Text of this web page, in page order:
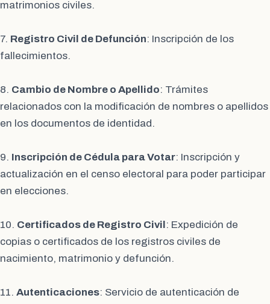
matrimonios civiles.
7. Registro Civil de Defunción: Inscripción de los
fallecimientos.
8. Cambio de Nombre o Apellido: Trámites
relacionados con la modificación de nombres o apellidos
en los documentos de identidad.
9. Inscripción de Cédula para Votar: Inscripción y
actualización en el censo electoral para poder participar
en elecciones.
10. Certificados de Registro Civil : Expedición de
copias o certificados de los registros civiles de
nacimiento, matrimonio y defunción.
11. Autenticaciones: Servicio de autenticación de